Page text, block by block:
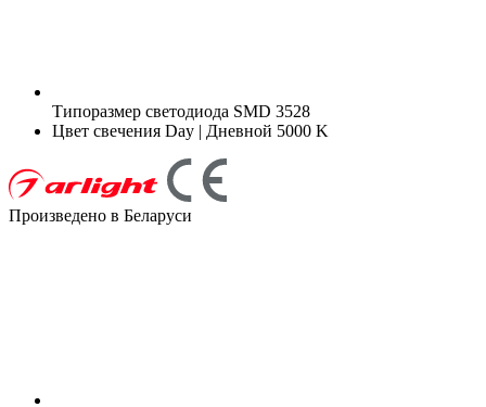
Типоразмер светодиода SMD 3528
Цвет свечения Day | Дневной 5000 K
Произведено в Беларуси